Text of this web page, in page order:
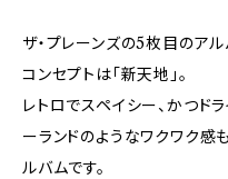
ザ・プレーンズの5枚目のアル
コンセプトは「新天地」。
レトロでスペイシー、かつド
ーランドのようなワクワク感
ルバムです。